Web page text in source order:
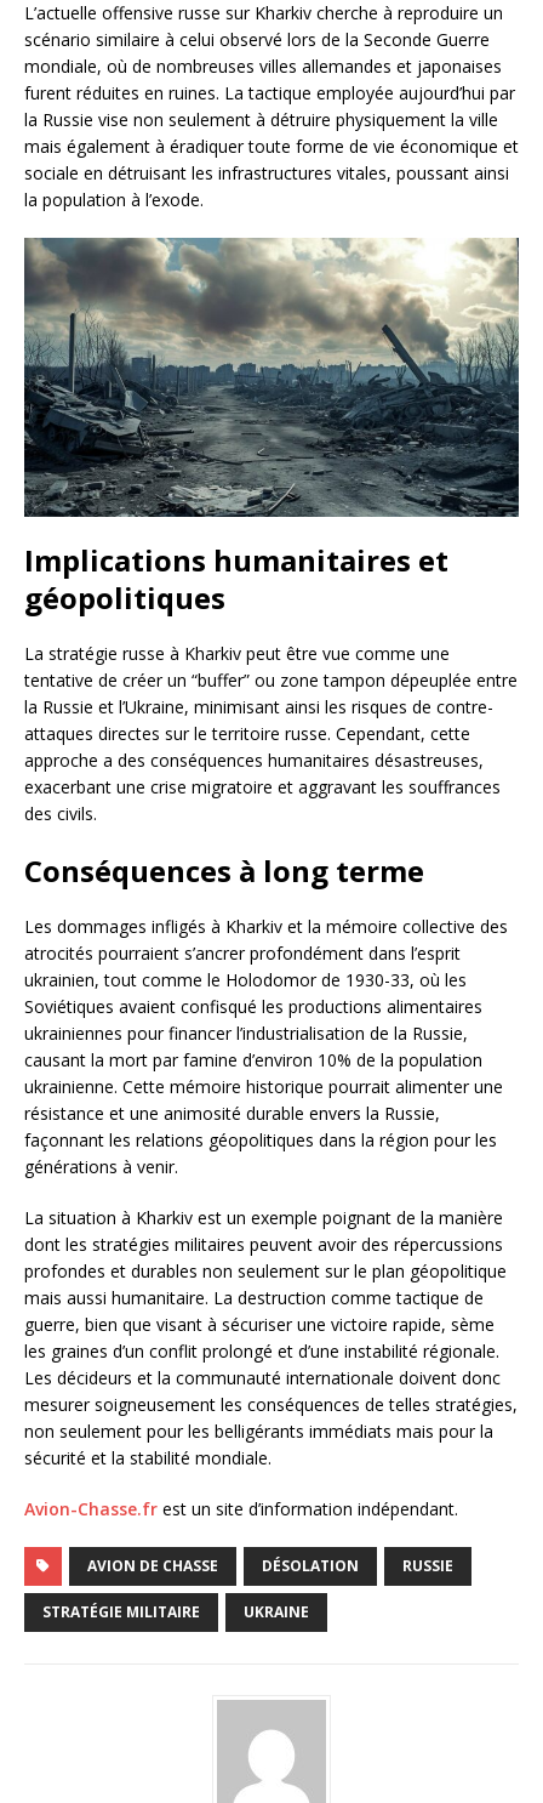
L’actuelle offensive russe sur Kharkiv cherche à reproduire un
scénario similaire à celui observé lors de la Seconde Guerre
mondiale, où de nombreuses villes allemandes et japonaises
furent réduites en ruines. La tactique employée aujourd’hui par
la Russie vise non seulement à détruire physiquement la ville
mais également à éradiquer toute forme de vie économique et
sociale en détruisant les infrastructures vitales, poussant ainsi
la population à l’exode.
Implications humanitaires et
géopolitiques
La stratégie russe à Kharkiv peut être vue comme une
tentative de créer un “buffer” ou zone tampon dépeuplée entre
la Russie et l’Ukraine, minimisant ainsi les risques de contre-
attaques directes sur le territoire russe. Cependant, cette
approche a des conséquences humanitaires désastreuses,
exacerbant une crise migratoire et aggravant les souffrances
des civils.
Conséquences à long terme
Les dommages infligés à Kharkiv et la mémoire collective des
atrocités pourraient s’ancrer profondément dans l’esprit
ukrainien, tout comme le Holodomor de 1930-33, où les
Soviétiques avaient confisqué les productions alimentaires
ukrainiennes pour financer l’industrialisation de la Russie,
causant la mort par famine d’environ 10% de la population
ukrainienne. Cette mémoire historique pourrait alimenter une
résistance et une animosité durable envers la Russie,
façonnant les relations géopolitiques dans la région pour les
générations à venir.
La situation à Kharkiv est un exemple poignant de la manière
dont les stratégies militaires peuvent avoir des répercussions
profondes et durables non seulement sur le plan géopolitique
mais aussi humanitaire. La destruction comme tactique de
guerre, bien que visant à sécuriser une victoire rapide, sème
les graines d’un conflit prolongé et d’une instabilité régionale.
Les décideurs et la communauté internationale doivent donc
mesurer soigneusement les conséquences de telles stratégies,
non seulement pour les belligérants immédiats mais pour la
sécurité et la stabilité mondiale.
Avion-Chasse.fr est un site d’information indépendant.
AVION DE CHASSE DÉSOLATION RUSSIE
STRATÉGIE MILITAIRE UKRAINE